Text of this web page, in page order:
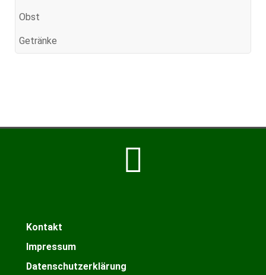
Obst
Getränke
Kontakt
Impressum
Datenschutzerklärung